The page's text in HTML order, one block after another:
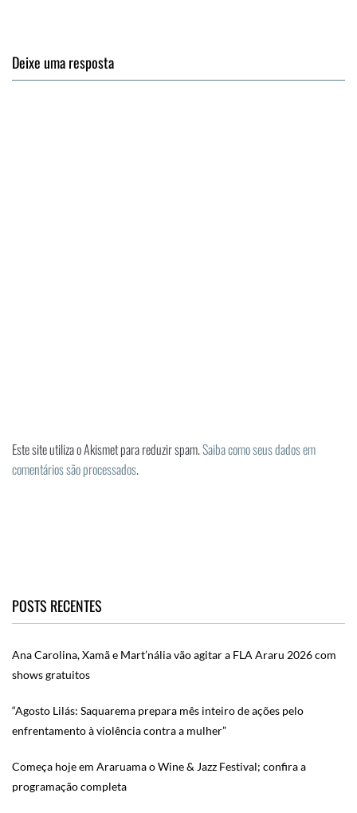
Deixe uma resposta
Este site utiliza o Akismet para reduzir spam.Saiba como seus dados em
comentários são processados.
POSTS RECENTES
Ana Carolina, Xamã e Mart’nália vão agitar a FLA Araru 2026 com
shows gratuitos
“Agosto Lilás: Saquarema prepara mês inteiro de ações pelo
enfrentamento à violência contra a mulher”
Começa hoje em Araruama o Wine & Jazz Festival; confira a
programação completa